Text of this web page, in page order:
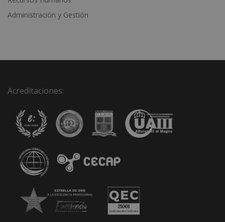
Administración y Gestión
Acreditaciones: